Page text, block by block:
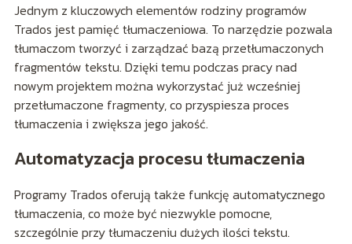
Jednym z kluczowych elementów rodziny programów
Trados jest pamięć tłumaczeniowa. To narzędzie pozwala
tłumaczom tworzyć i zarządzać bazą przetłumaczonych
fragmentów tekstu. Dzięki temu podczas pracy nad
nowym projektem można wykorzystać już wcześniej
przetłumaczone fragmenty, co przyspiesza proces
tłumaczenia i zwiększa jego jakość.
Automatyzacja procesu tłumaczenia
Programy Trados oferują także funkcję automatycznego
tłumaczenia, co może być niezwykle pomocne,
szczególnie przy tłumaczeniu dużych ilości tekstu.